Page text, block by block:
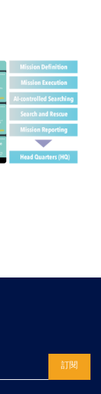
訂閱